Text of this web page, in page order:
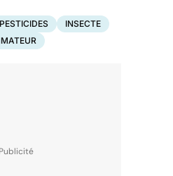
PESTICIDES
INSECTE